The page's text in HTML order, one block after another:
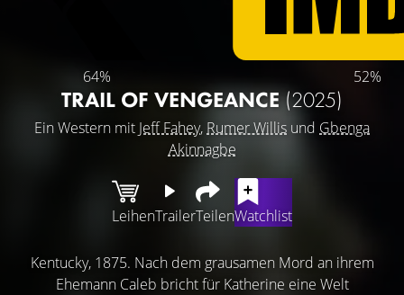
64% 52%
TRAIL OF VENGEANCE(2025)
Ein Western mit Jeff Fahey, Rumer Willis und Gbenga
Akinnagbe
LeihenTrailerTeilenWatchlist
Kentucky, 1875. Nach dem grausamen Mord an ihrem
Ehemann Caleb bricht für Katherine eine Welt